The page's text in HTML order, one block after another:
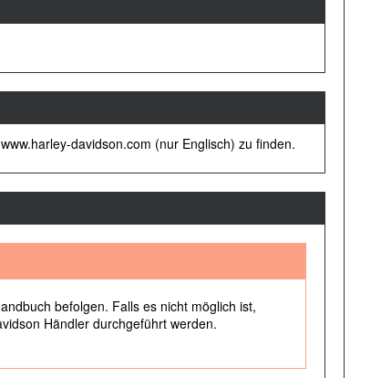
davidson.com (nur Englisch) zu finden.
befolgen. Falls es nicht möglich ist,
Händler durchgeführt werden.